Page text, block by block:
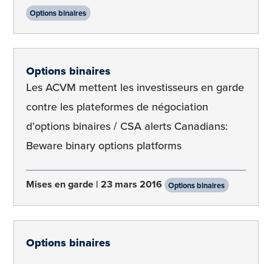
Options binaires
Options binaires
Les ACVM mettent les investisseurs en garde
contre les plateformes de négociation
d’options binaires / CSA alerts Canadians:
Beware binary options platforms
Mises en garde 23 mars 2016 Options binaires
Options binaires